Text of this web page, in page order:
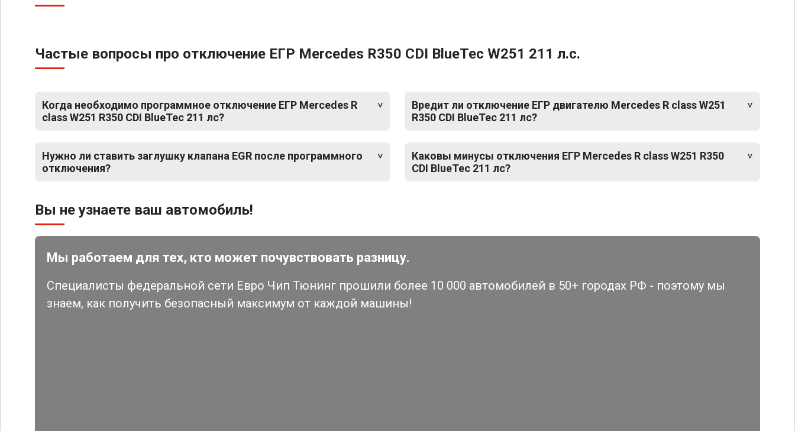
Частые вопросы про отключение ЕГР Mercedes R350 CDI BlueTec W251 211 л.с.
Когда необходимо программное отключение ЕГР Mercedes R
class W251 R350 CDI BlueTec 211 лс?
Нужно ли ставить заглушку клапана EGR после программного
отключения?
Вредит ли отключение ЕГР двигателю Mercedes R class W251
R350 CDI BlueTec 211 лс?
Каковы минусы отключения ЕГР Mercedes R class W251 R350
CDI BlueTec 211 лс?
Вы не узнаете ваш автомобиль!
Мы работаем для тех, кто может почувствовать разницу.
Специалисты федеральной сети Евро Чип Тюнинг прошили более 10 000 автомобилей в 50+ городах РФ - поэтому мы
знаем, как получить безопасный максимум от каждой машины!